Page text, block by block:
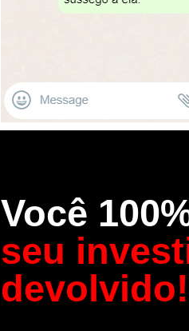
Você
seu
devolvido!